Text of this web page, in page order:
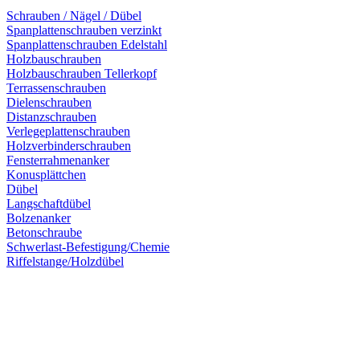
Schrauben / Nägel / Dübel
Spanplattenschrauben verzinkt
Spanplattenschrauben Edelstahl
Holzbauschrauben
Holzbauschrauben Tellerkopf
Terrassenschrauben
Dielenschrauben
Distanzschrauben
Verlegeplattenschrauben
Holzverbinderschrauben
Fensterrahmenanker
Konusplättchen
Dübel
Langschaftdübel
Bolzenanker
Betonschraube
Schwerlast-Befestigung/Chemie
Riffelstange/Holzdübel